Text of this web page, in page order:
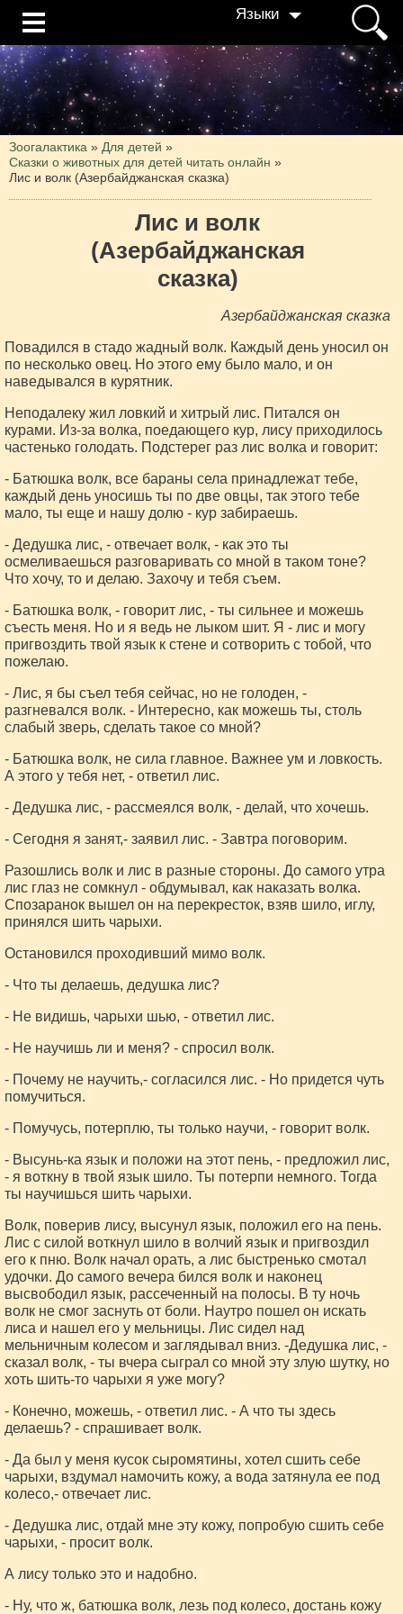
Языки
Зоогалактика » Для детей »
Сказки о животных для детей читать онлайн »
Лис и волк (Азербайджанская сказка)
Лис и волк
(Азербайджанская
сказка)
Азербайджанская сказка
Повадился в стадо жадный волк. Каждый день уносил он
по несколько овец. Но этого ему было мало, и он
наведывался в курятник.
Неподалеку жил ловкий и хитрый лис. Питался он
курами. Из-за волка, поедающего кур, лису приходилось
частенько голодать. Подстерег раз лис волка и говорит:
- Батюшка волк, все бараны села принадлежат тебе,
каждый день уносишь ты по две овцы, так этого тебе
мало, ты еще и нашу долю - кур забираешь.
- Дедушка лис, - отвечает волк, - как это ты
осмеливаешься разговаривать со мной в таком тоне?
Что хочу, то и делаю. Захочу и тебя съем.
- Батюшка волк, - говорит лис, - ты сильнее и можешь
съесть меня. Но и я ведь не лыком шит. Я - лис и могу
пригвоздить твой язык к стене и сотворить с тобой, что
пожелаю.
- Лис, я бы съел тебя сейчас, но не голоден, -
разгневался волк. - Интересно, как можешь ты, столь
слабый зверь, сделать такое со мной?
- Батюшка волк, не сила главное. Важнее ум и ловкость.
А этого у тебя нет, - ответил лис.
- Дедушка лис, - рассмеялся волк, - делай, что хочешь.
- Сегодня я занят,- заявил лис. - Завтра поговорим.
Разошлись волк и лис в разные стороны. До самого утра
лис глаз не сомкнул - обдумывал, как наказать волка.
Спозаранок вышел он на перекресток, взяв шило, иглу,
принялся шить чарыхи.
Остановился проходивший мимо волк.
- Что ты делаешь, дедушка лис?
- Не видишь, чарыхи шью, - ответил лис.
- Не научишь ли и меня? - спросил волк.
- Почему не научить,- согласился лис. - Но придется чуть
помучиться.
- Помучусь, потерплю, ты только научи, - говорит волк.
- Высунь-ка язык и положи на этот пень, - предложил лис,
- я воткну в твой язык шило. Ты потерпи немного. Тогда
ты научишься шить чарыхи.
Волк, поверив лису, высунул язык, положил его на пень.
Лис с силой воткнул шило в волчий язык и пригвоздил
его к пню. Волк начал орать, а лис быстренько смотал
удочки. До самого вечера бился волк и наконец
высвободил язык, рассеченный на полосы. В ту ночь
волк не смог заснуть от боли. Наутро пошел он искать
лиса и нашел его у мельницы. Лис сидел над
мельничным колесом и заглядывал вниз. -Дедушка лис, -
сказал волк, - ты вчера сыграл со мной эту злую шутку, но
хоть шить-то чарыхи я уже могу?
- Конечно, можешь, - ответил лис. - А что ты здесь
делаешь? - спрашивает волк.
- Да был у меня кусок сыромятины, хотел сшить себе
чарыхи, вздумал намочить кожу, а вода затянула ее под
колесо,- отвечает лис.
- Дедушка лис, отдай мне эту кожу, попробую сшить себе
чарыхи, - просит волк.
А лису только это и надобно.
- Ну, что ж, батюшка волк, лезь под колесо, достань кожу